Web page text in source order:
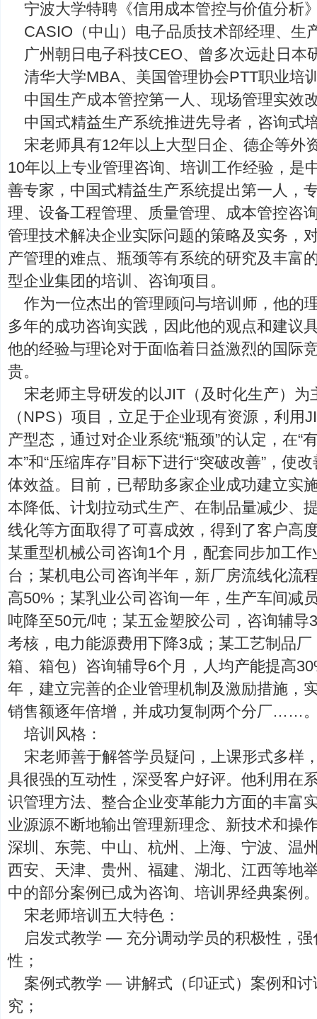
宁波大学特聘《信用成本管控与价值分析
CASIO（中山）电子品质技术部经理、生
广州朝日电子科技CEO、曾多次远赴日本
清华大学MBA、美国管理协会PTT职业培
中国生产成本管控第一人、现场管理实效
中国式精益生产系统推进先导者，咨询式
宋老师具有12年以上大型日企、德企等外
10年以上专业管理咨询、培训工作经验，是
善专家，中国式精益生产系统提出第一人，
理、设备工程管理、质量管理、成本管控咨
管理技术解决企业实际问题的策略及实务，
产管理的难点、瓶颈等有系统的研究及丰富
型企业集团的培训、咨询项目。
作为一位杰出的管理顾问与培训师，他的
多年的成功咨询实践，因此他的观点和建议
他的经验与理论对于面临着日益激烈的国际
贵。
宋老师主导研发的以JIT（及时化生产）
（NPS）项目，立足于企业现有资源，利用
产型态，通过对企业系统“瓶颈”的认定，在“
本”和“压缩库存”目标下进行“突破改善”，使
体效益。目前，已帮助多家企业成功建立实
本降低、计划拉动式生产、在制品量减少、
线化等方面取得了可喜成效，得到了客户高
某重型机械公司咨询1个月，配套同步加工
台；某机电公司咨询半年，新厂房流线化流
高50%；某乳业公司咨询一年，生产车间减
吨降至50元/吨；某五金塑胶公司，咨询辅导
考核，电力能源费用下降3成；某工艺制品
箱、箱包）咨询辅导6个月，人均产能提高
年，建立完善的企业管理机制及激励措施，
销售额逐年倍增，并成功复制两个分厂……
培训风格：
宋老师善于解答学员疑问，上课形式多样
具很强的互动性，深受客户好评。他利用在
识管理方法、整合企业变革能力方面的丰富
业源源不断地输出管理新理念、新技术和操
深圳、东莞、中山、杭州、上海、宁波、温
西安、天津、贵州、福建、湖北、江西等地
中的部分案例已成为咨询、培训界经典案例
宋老师培训五大特色：
启发式教学 — 充分调动学员的积极性，
性；
案例式教学 — 讲解式（印证式）案例和
究；